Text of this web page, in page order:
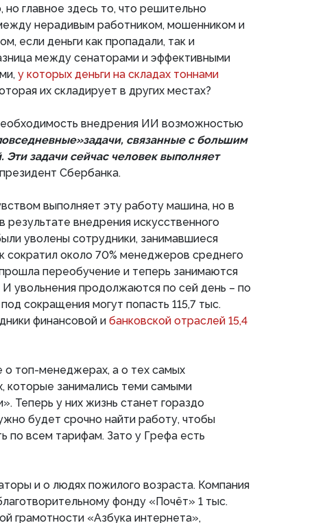
но главное здесь то, что решительно
нерадивым работником, мошенником и
если деньги как пропадали, так и
между сенаторами и эффективными
у которых деньги на складах тоннами
их складирует в других местах?
внедрения ИИ возможностью
связанные с большим
задачи сейчас человек выполняет
Сбербанка.
выполняет эту работу машина, но в
результате внедрения искусственного
уволены сотрудники, занимавшиеся
сократил около 70% менеджеров среднего
переобучение и теперь занимаются
И увольнения продолжаются по сей день – по
сокращения могут попасть 115,7 тыс.
финансовой и банковской отраслей 15,4
о топ-менеджерах, а о тех самых
которые занимались теми самыми
Теперь у них жизнь станет гораздо
будет срочно найти работу, чтобы
по всем тарифам. Зато у Грефа есть
и о людях пожилого возраста. Компания
фонду «Почёт» 1 тыс.
грамотности «Азбука интернета»,